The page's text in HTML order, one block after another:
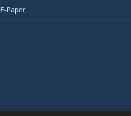
E-Paper